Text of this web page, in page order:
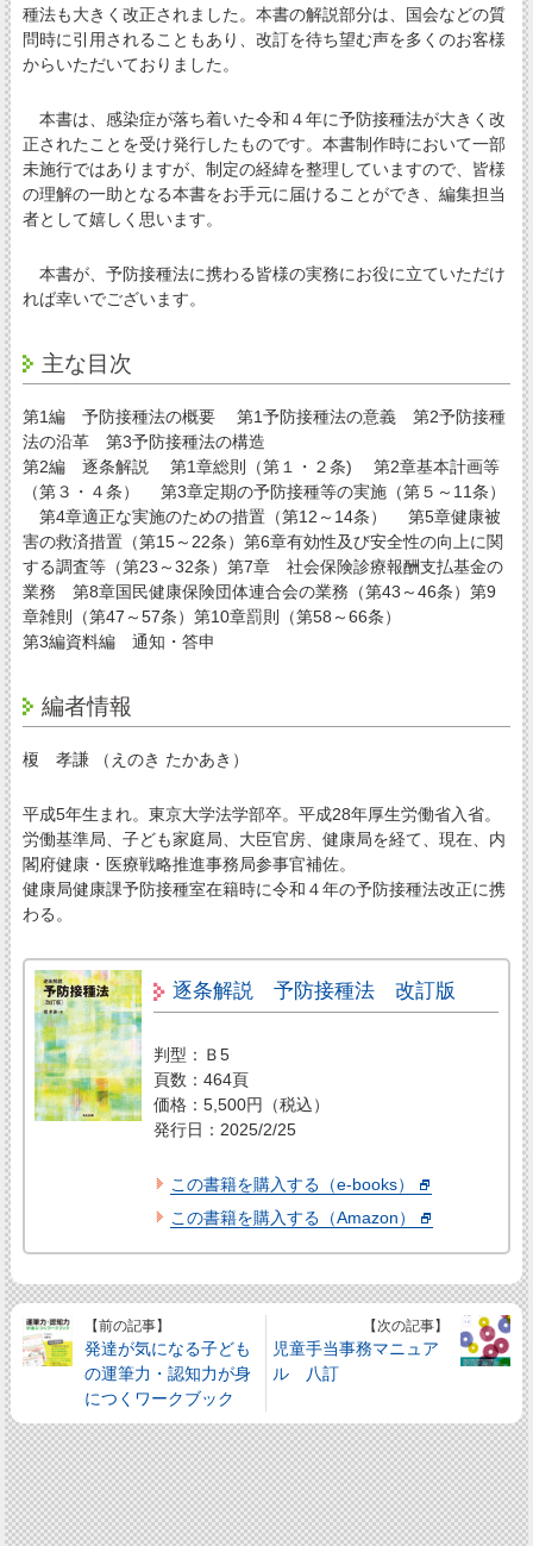
種法も大きく改正されました。本書の解説部分は、国会などの質
問時に引用されることもあり、改訂を待ち望む声を多くのお客様
からいただいておりました。
本書は、感染症が落ち着いた令和４年に予防接種法が大きく改
正されたことを受け発行したものです。本書制作時において一部
未施行ではありますが、制定の経緯を整理していますので、皆様
の理解の一助となる本書をお手元に届けることができ、編集担当
者として嬉しく思います。
本書が、予防接種法に携わる皆様の実務にお役に立ていただけ
れば幸いでございます。
主な目次
第1編 予防接種法の概要 第1予防接種法の意義 第2予防接種
法の沿革 第3予防接種法の構造
第2編 逐条解説 第1章総則（第１・２条) 第2章基本計画等
（第３・４条） 第3章定期の予防接種等の実施（第５～11条）
第4章適正な実施のための措置（第12～14条） 第5章健康被
害の救済措置（第15～22条）第6章有効性及び安全性の向上に関
する調査等（第23～32条）第7章 社会保険診療報酬支払基金の
業務 第8章国民健康保険団体連合会の業務（第43～46条）第9
章雑則（第47～57条）第10章罰則（第58～66条）
第3編資料編 通知・答申
編者情報
榎 孝謙 （えのき たかあき）
平成5年生まれ。東京大学法学部卒。平成28年厚生労働省入省。
労働基準局、子ども家庭局、大臣官房、健康局を経て、現在、内
閣府健康・医療戦略推進事務局参事官補佐。
健康局健康課予防接種室在籍時に令和４年の予防接種法改正に携
わる。
逐条解説 予防接種法 改訂版
判型：Ｂ5
頁数：464頁
価格：5,500円（税込）
発行日：2025/2/25
この書籍を購入する（e-books）
この書籍を購入する（Amazon）
【前の記事】
発達が気になる子ども
の運筆力・認知力が身
につくワークブック
【次の記事】
児童手当事務マニュア
ル 八訂